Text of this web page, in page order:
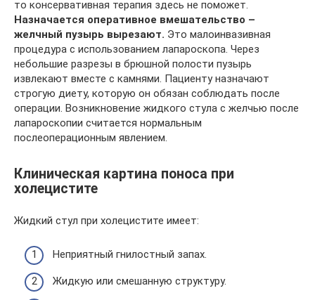
то консервативная терапия здесь не поможет.
Назначается оперативное вмешательство –
желчный пузырь вырезают. Это малоинвазивная
процедура с использованием лапароскопа. Через
небольшие разрезы в брюшной полости пузырь
извлекают вместе с камнями. Пациенту назначают
строгую диету, которую он обязан соблюдать после
операции. Возникновение жидкого стула с желчью после
лапароскопии считается нормальным
послеоперационным явлением.
Клиническая картина поноса при
холецистите
Жидкий стул при холецистите имеет:
Неприятный гнилостный запах.
Жидкую или смешанную структуру.